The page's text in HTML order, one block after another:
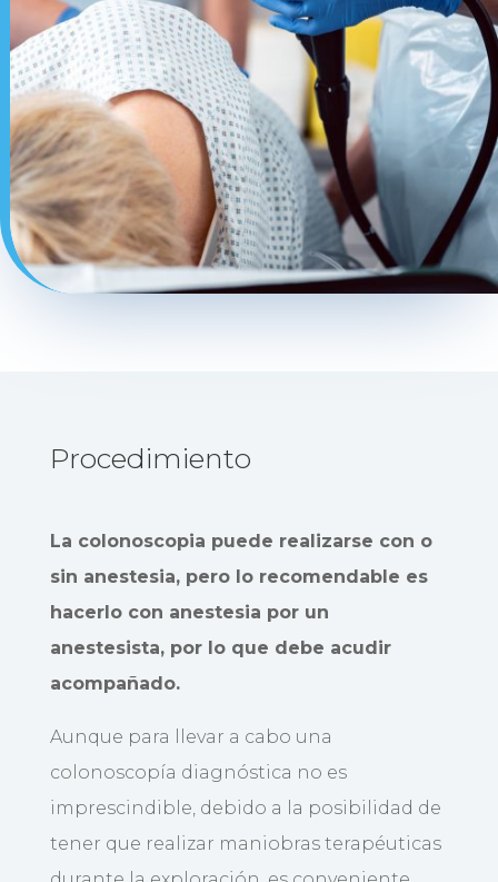
Procedimiento
La colonoscopia puede realizarse con o
sin anestesia, pero lo recomendable es
hacerlo con anestesia por un
anestesista, por lo que debe acudir
acompañado.
Aunque para llevar a cabo una
colonoscopía diagnóstica no es
imprescindible, debido a la posibilidad de
tener que realizar maniobras terapéuticas